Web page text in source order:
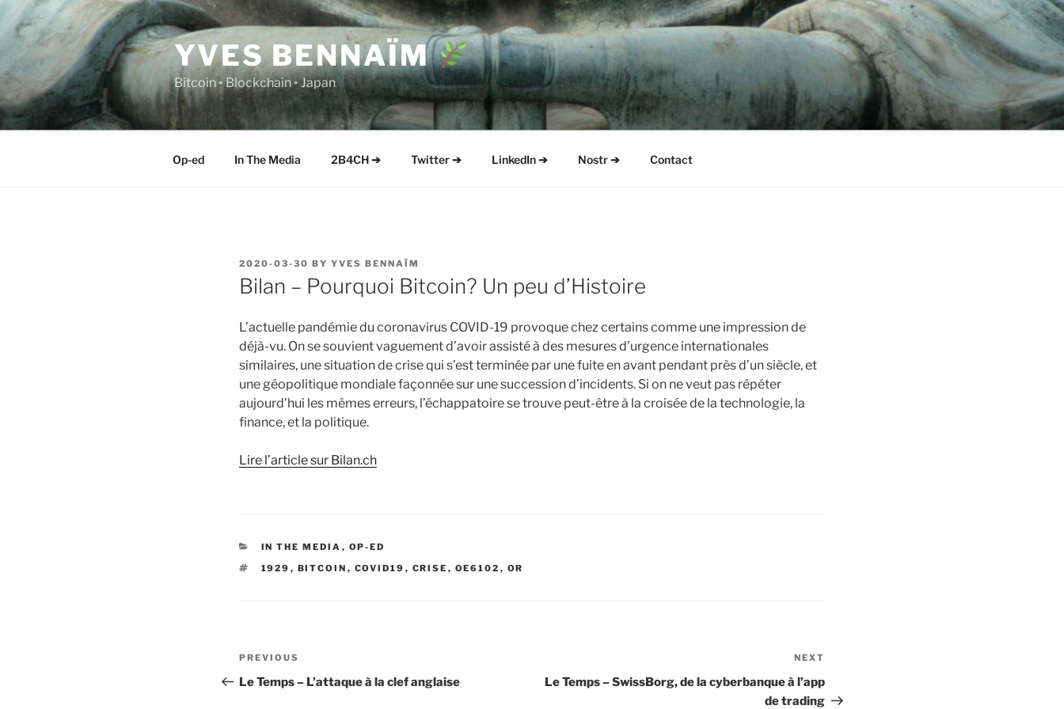
Skip
to
content
YVES BENNAÏM
Bitcoin ◦ Blockchain ◦ Japan
Op-ed In The Media 2B4CH ➔ Twitter ➔ LinkedIn ➔ Nostr ➔ Contact
POSTED
ON
2020-03-30 BY YVES BENNAÏM
Bilan – Pourquoi Bitcoin? Un peu d’Histoire
L’actuelle pandémie du coronavirus COVID-19 provoque chez certains comme une impression de
déjà-vu. On se souvient vaguement d’avoir assisté à des mesures d’urgence internationales
similaires, une situation de crise qui s’est terminée par une fuite en avant pendant près d’un siècle, et
une géopolitique mondiale façonnée sur une succession d’incidents. Si on ne veut pas répéter
aujourd’hui les mêmes erreurs, l’échappatoire se trouve peut-être à la croisée de la technologie, la
finance, et la politique.
Lire l’article sur Bilan.ch
CATEGORIES
IN THE MEDIA , OP-ED
TAGS
1929 , BITCOIN , COVID19 , CRISE , OE6102 , OR
Post
navigation
Previous
Post
PREVIOUS
Le Temps – L’attaque à la clef anglaise
Post
NEXT
Le Temps – SwissBorg, de la cyberbanque à l’app
de trading